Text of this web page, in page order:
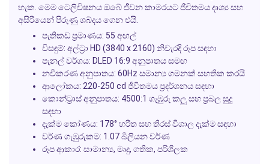
හැක. මෙම ටෙලිවිෂනය ඔබේ ජීවන කාමරයට ජීවිතමය දෘශ්‍ය සහ
අසිරියෙන් පිරුණු ශබ්දය ගෙන එයි.
පැතිකඩ ප්‍රමාණය: 55 අඟල්
විසඳුම්: අල්ට්‍රා HD (3840 x 2160) නිවැරදි රූප සඳහා
පැනල් වර්ගය: DLED 16:9 අනුපාතය සමඟ
නවීකරණ අනුපාතය: 60Hz සමාන්‍ය ගමනක් සහතික කරයි
ආලෝකය: 220-250 cd ජීවිතමය ප්‍රදර්ශනය සඳහා
කොන්ට්‍රාස් අනුපාතය: 4500:1 ගැඹුරු කලු සහ ප්‍රබල සුදු
සඳහා
දැක්ම කෝණය: 178° හරිත සහ තිරස් විශාල දැක්ම සඳහා
වර්ණ ගැඹුරුකම: 1.07 බිලියන වර්ණ
රූප ආකාර: සාමාන්‍ය, මෘදු, ගතික, පරිශීලක